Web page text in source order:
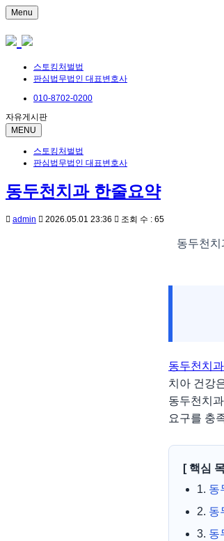
Menu
스토킹처벌법
판심법무법인 대표변호사
010-8702-0200
자유게시판
MENU
스토킹처벌법
판심법무법인 대표변호사
동두천치과 한줄요약
admin 2026.05.01 23:36 조회 수 : 65
동두천
동두천치과
치아 건강
동두천치
요구를 충
[ 핵심
1. 동
2. 동
3. 동